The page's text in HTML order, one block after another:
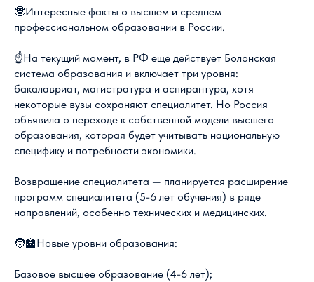
🤓Интересные факты о высшем и среднем
профессиональном образовании в России.
☝На текущий момент, в РФ еще действует Болонская
система образования и включает три уровня:
бакалавриат, магистратура и аспирантура, хотя
некоторые вузы сохраняют специалитет. Но Россия
объявила о переходе к собственной модели высшего
образования, которая будет учитывать национальную
специфику и потребности экономики.
Возвращение специалитета — планируется расширение
программ специалитета (5-6 лет обучения) в ряде
направлений, особенно технических и медицинских.
🧑‍🏫Новые уровни образования:
Базовое высшее образование (4-6 лет);